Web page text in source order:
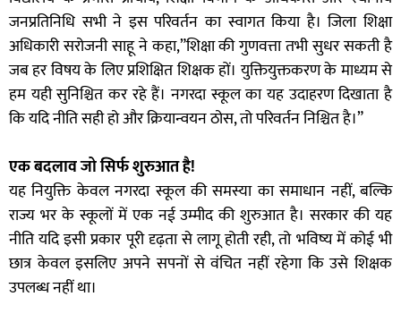
जनप्रतिनिधि सभी ने इस परिवर्तन का स्वागत किया है। जिला शिक्षा
अधिकारी सरोजनी साहू ने कहा,”शिक्षा की गुणवत्ता तभी सुधर सकती है
जब हर विषय के लिए प्रशिक्षित शिक्षक हों। युक्तियुक्तकरण के माध्यम से
हम यही सुनिश्चित कर रहे हैं। नगरदा स्कूल का यह उदाहरण दिखाता है
कि यदि नीति सही हो और क्रियान्वयन ठोस, तो परिवर्तन निश्चित है।”
एक बदलाव जो सिर्फ शुरुआत है!
यह नियुक्ति केवल नगरदा स्कूल की समस्या का समाधान नहीं, बल्कि
राज्य भर के स्कूलों में एक नई उम्मीद की शुरुआत है। सरकार की यह
नीति यदि इसी प्रकार पूरी दृढ़ता से लागू होती रही, तो भविष्य में कोई भी
छात्र केवल इसलिए अपने सपनों से वंचित नहीं रहेगा कि उसे शिक्षक
उपलब्ध नहीं था।